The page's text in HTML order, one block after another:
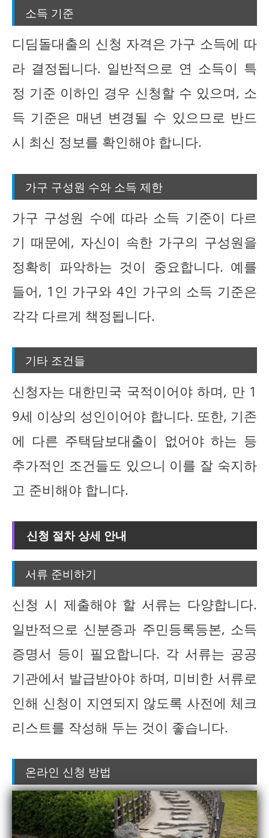
소득 기준
디딤돌대출의 신청 자격은 가구 소득에 따
라 결정됩니다. 일반적으로 연 소득이 특
정 기준 이하인 경우 신청할 수 있으며, 소
득 기준은 매년 변경될 수 있으므로 반드
시 최신 정보를 확인해야 합니다.
가구 구성원 수와 소득 제한
가구 구성원 수에 따라 소득 기준이 다르
기 때문에, 자신이 속한 가구의 구성원을
정확히 파악하는 것이 중요합니다. 예를
들어, 1인 가구와 4인 가구의 소득 기준은
각각 다르게 책정됩니다.
기타 조건들
신청자는 대한민국 국적이어야 하며, 만 1
9세 이상의 성인이어야 합니다. 또한, 기존
에 다른 주택담보대출이 없어야 하는 등
추가적인 조건들도 있으니 이를 잘 숙지하
고 준비해야 합니다.
신청 절차 상세 안내
서류 준비하기
신청 시 제출해야 할 서류는 다양합니다.
일반적으로 신분증과 주민등록등본, 소득
증명서 등이 필요합니다. 각 서류는 공공
기관에서 발급받아야 하며, 미비한 서류로
인해 신청이 지연되지 않도록 사전에 체크
리스트를 작성해 두는 것이 좋습니다.
온라인 신청 방법